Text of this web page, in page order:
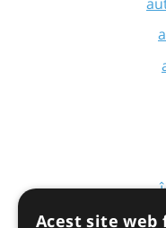
Acest site web